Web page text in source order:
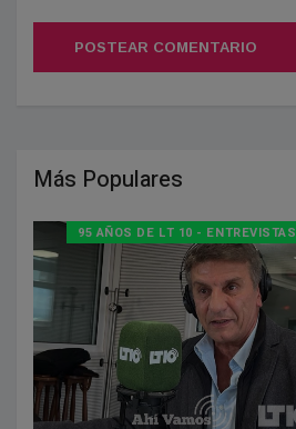
POSTEAR COMENTARIO
Más Populares
95 AÑOS DE LT 10 - ENTREVISTAS